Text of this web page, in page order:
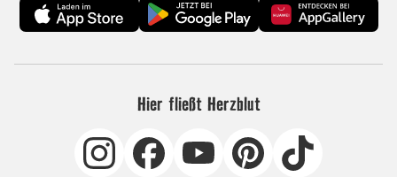
Hier fließt Herzblut